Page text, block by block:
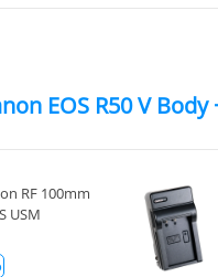
RF 100mm
USM